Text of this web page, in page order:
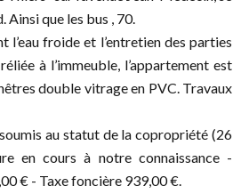
Ainsi que les bus , 70.
l’eau froide et l’entretien des parties
à l’immeuble, l’appartement est
double vitrage en PVC. Travaux
au statut de la copropriété (26
en cours à notre connaissance -
€ - Taxe foncière 939,00 €.